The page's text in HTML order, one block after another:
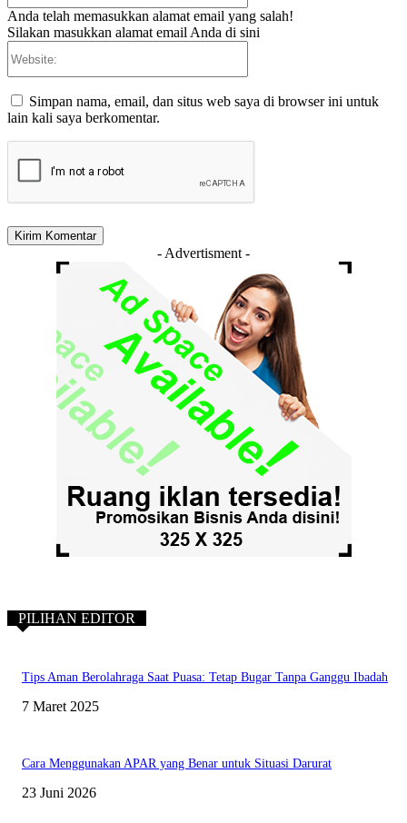
Anda telah memasukkan alamat email yang salah!
Silakan masukkan alamat email Anda di sini
Simpan nama, email, dan situs web saya di browser ini untuk
lain kali saya berkomentar.
- Advertisment -
PILIHAN EDITOR
Tips Aman Berolahraga Saat Puasa: Tetap Bugar Tanpa Ganggu Ibadah
7 Maret 2025
Cara Menggunakan APAR yang Benar untuk Situasi Darurat
23 Juni 2026